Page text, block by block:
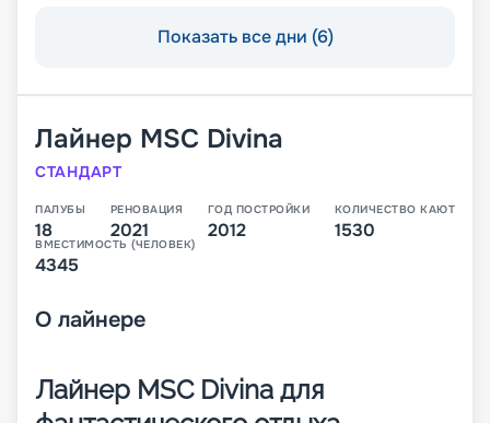
Показать все дни (6)
Лайнер MSC Divina
СТАНДАРТ
ПАЛУБЫ
18
РЕНОВАЦИЯ
2021
ГОД ПОСТРОЙКИ
2012
КОЛИЧЕСТВО КАЮТ
1530
ВМЕСТИМОСТЬ (ЧЕЛОВЕК)
4345
О лайнере
Лайнер MSC Divina для